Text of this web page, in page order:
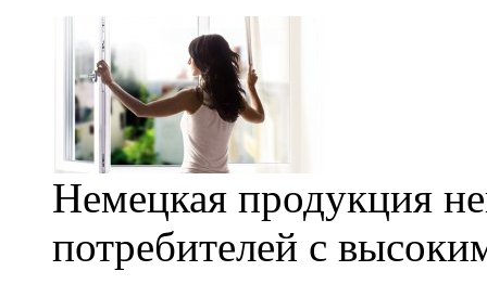
Немецкая продукция
потребителей с